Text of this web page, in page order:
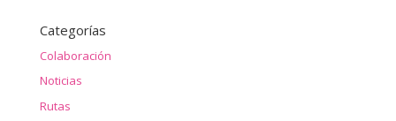
Categorías
Colaboración
Noticias
Rutas